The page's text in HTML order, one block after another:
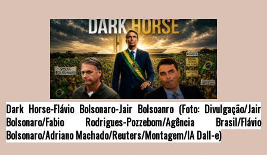
Dark Horse-Flávio Bolsonaro-Jair Bolsoanro (Foto: Divulgação/Jair
Bolsonaro/Fabio Rodrigues-Pozzebom/Agência Brasil/Flávio
Bolsonaro/Adriano Machado/Reuters/Montagem/IA Dall-e)